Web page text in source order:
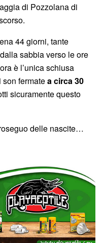
di Pozzolana di
44 giorni, tante
sabbia verso le ore
è l’unica schiusa
fermatea circa 30
sicuramente questo
delle nascite…